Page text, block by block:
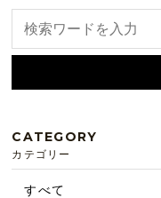
CATEGORY
カテゴリー
すべて